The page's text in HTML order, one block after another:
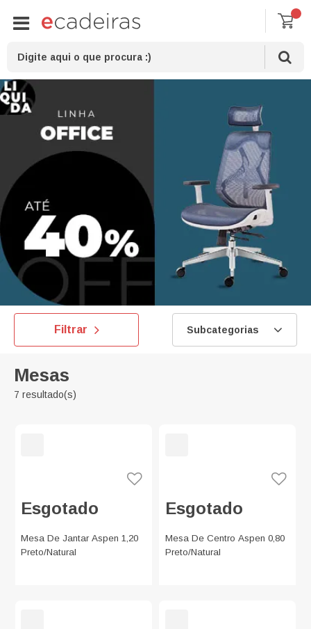
Filtrar
Mesas
7 resultado(s)
Subcategorias
Esgotado
Mesa De Jantar Aspen 1,20
Preto/Natural
Esgotado
Mesa De Centro Aspen 0,80
Preto/Natural